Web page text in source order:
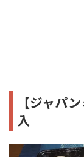
【ジャパ
入